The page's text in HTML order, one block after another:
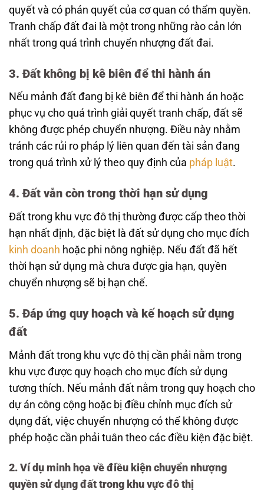
quyết và có phán quyết của cơ quan có thẩm quyền.
Tranh chấp đất đai là một trong những rào cản lớn
nhất trong quá trình chuyển nhượng đất đai.
3. Đất không bị kê biên để thi hành án
Nếu mảnh đất đang bị kê biên để thi hành án hoặc
phục vụ cho quá trình giải quyết tranh chấp, đất sẽ
không được phép chuyển nhượng. Điều này nhằm
tránh các rủi ro pháp lý liên quan đến tài sản đang
trong quá trình xử lý theo quy định của pháp luật.
4. Đất vẫn còn trong thời hạn sử dụng
Đất trong khu vực đô thị thường được cấp theo thời
hạn nhất định, đặc biệt là đất sử dụng cho mục đích
kinh doanh hoặc phi nông nghiệp. Nếu đất đã hết
thời hạn sử dụng mà chưa được gia hạn, quyền
chuyển nhượng sẽ bị hạn chế.
5. Đáp ứng quy hoạch và kế hoạch sử dụng
đất
Mảnh đất trong khu vực đô thị cần phải nằm trong
khu vực được quy hoạch cho mục đích sử dụng
tương thích. Nếu mảnh đất nằm trong quy hoạch cho
dự án công cộng hoặc bị điều chỉnh mục đích sử
dụng đất, việc chuyển nhượng có thể không được
phép hoặc cần phải tuân theo các điều kiện đặc biệt.
2. Ví dụ minh họa về điều kiện chuyển nhượng
quyền sử dụng đất trong khu vực đô thị